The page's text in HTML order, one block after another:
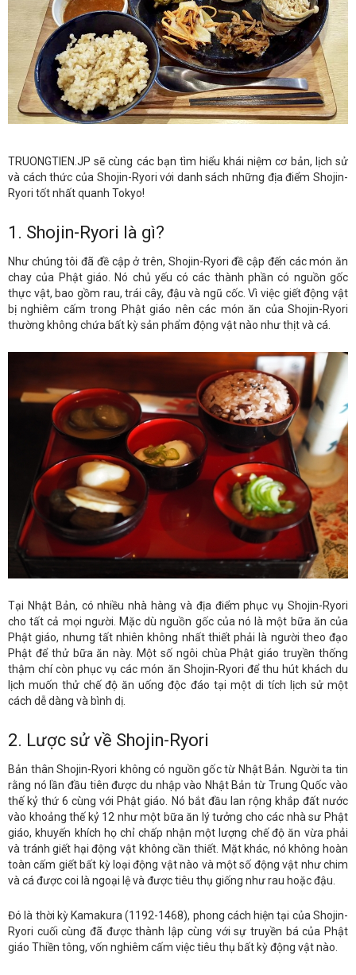
TRUONGTIEN.JP sẽ cùng các bạn tìm hiểu khái niệm cơ bản, lịch sử
và cách thức của Shojin-Ryori với danh sách những địa điểm Shojin-
Ryori tốt nhất quanh Tokyo!
1. Shojin-Ryori là gì?
Như chúng tôi đã đề cập ở trên, Shojin-Ryori đề cập đến các món ăn
chay của Phật giáo. Nó chủ yếu có các thành phần có nguồn gốc
thực vật, bao gồm rau, trái cây, đậu và ngũ cốc. Vì việc giết động vật
bị nghiêm cấm trong Phật giáo nên các món ăn của Shojin-Ryori
thường không chứa bất kỳ sản phẩm động vật nào như thịt và cá.
Tại Nhật Bản, có nhiều nhà hàng và địa điểm phục vụ Shojin-Ryori
cho tất cả mọi người. Mặc dù nguồn gốc của nó là một bữa ăn của
Phật giáo, nhưng tất nhiên không nhất thiết phải là người theo đạo
Phật để thử bữa ăn này. Một số ngôi chùa Phật giáo truyền thống
thậm chí còn phục vụ các món ăn Shojin-Ryori để thu hút khách du
lịch muốn thử chế độ ăn uống độc đáo tại một di tích lịch sử một
cách dễ dàng và bình dị.
2. Lược sử về Shojin-Ryori
Bản thân Shojin-Ryori không có nguồn gốc từ Nhật Bản. Người ta tin
rằng nó lần đầu tiên được du nhập vào Nhật Bản từ Trung Quốc vào
thế kỷ thứ 6 cùng với Phật giáo. Nó bắt đầu lan rộng khắp đất nước
vào khoảng thế kỷ 12 như một bữa ăn lý tưởng cho các nhà sư Phật
giáo, khuyến khích họ chỉ chấp nhận một lượng chế độ ăn vừa phải
và tránh giết hại động vật không cần thiết. Mặt khác, nó không hoàn
toàn cấm giết bất kỳ loại động vật nào và một số động vật như chim
và cá được coi là ngoại lệ và được tiêu thụ giống như rau hoặc đậu.
Đó là thời kỳ Kamakura (1192-1468), phong cách hiện tại của Shojin-
Ryori cuối cùng đã được thành lập cùng với sự truyền bá của Phật
giáo Thiền tông, vốn nghiêm cấm việc tiêu thụ bất kỳ động vật nào.